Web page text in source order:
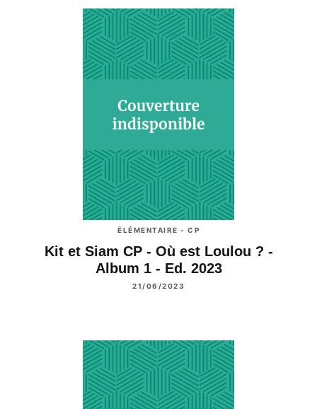
ÉLÉMENTAIRE - CP
Kit et Siam CP - Où est Loulou ? -
Album 1 - Ed. 2023
21/06/2023